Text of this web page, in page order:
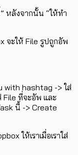
หลังจากนั้น “ให้ทำ
จะให้ File รูปถูกอัพ
with hashtag -> ใส่
File ที่จะอัพ และ
นี้ -> Create
ให้เราเมื่อเราใส่